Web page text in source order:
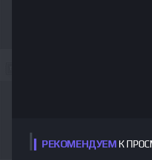
РЕКОМЕНДУЕМ К